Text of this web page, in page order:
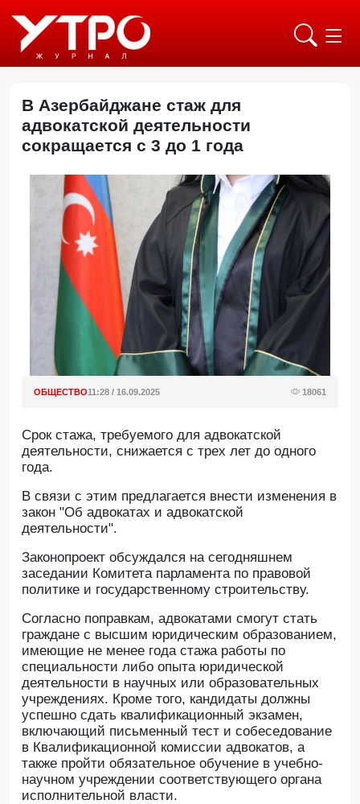
В Азербайджане стаж для
адвокатской деятельности
сокращается с 3 до 1 года
ОБЩЕСТВО11:28 / 16.09.2025 18061
Срок стажа, требуемого для адвокатской
деятельности, снижается с трех лет до одного
года.
В связи с этим предлагается внести изменения в
закон "Об адвокатах и адвокатской
деятельности".
Законопроект обсуждался на сегодняшнем
заседании Комитета парламента по правовой
политике и государственному строительству.
Согласно поправкам, адвокатами смогут стать
граждане с высшим юридическим образованием,
имеющие не менее года стажа работы по
специальности либо опыта юридической
деятельности в научных или образовательных
учреждениях. Кроме того, кандидаты должны
успешно сдать квалификационный экзамен,
включающий письменный тест и собеседование
в Квалификационной комиссии адвокатов, а
также пройти обязательное обучение в учебно-
научном учреждении соответствующего органа
исполнительной власти.